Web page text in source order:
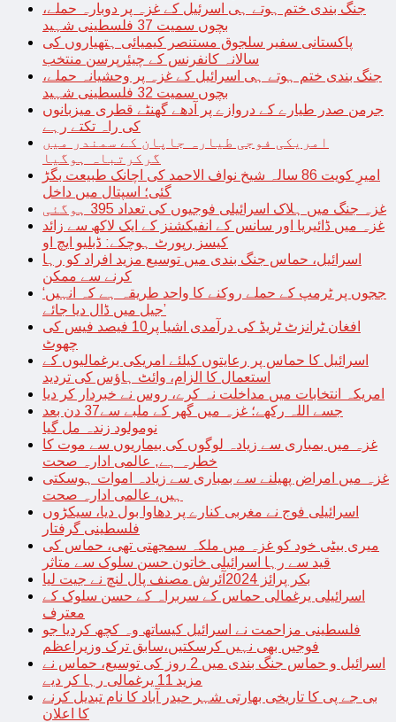
جنگ بندی ختم ہوتے ہی اسرئیل کے غزہ پر دوبارہ حملے،
بچوں سمیت 37 فلسطینی شہید
پاکستانی سفیر سلجوق مستنصر کیمیائی ہتھیاروں کی
سالانہ کانفرنس کے چیئرپرسن منتخب
جنگ بندی ختم ہوتے ہی اسرائیل کے غزہ پر وحشیانہ حملے،
بچوں سمیت 32 فلسطینی شہید
جرمن صدر طیارے کے دروازے پر آدھے گھنٹے قطری میزبانوں
کی راہ تکتے رہے
امریکی فوجی طیارہ جاپان کے سمندر میں
گرکرتباہ ہوگیا
امیرِ کویت 86 سالہ شیخ نواف الاحمد کی اچانک طبیعت بگڑ
گئی؛ اسپتال میں داخل
غزہ جنگ میں ہلاک اسرائیلی فوجیوں کی تعداد 395 ہوگئی
غزہ میں ڈائیریا اور سانس کے انفیکشنز کے ایک لاکھ سے زائد
کیسز رپورٹ ہوچکے: ڈبلیو ایچ او
اسرائیل، حماس جنگ بندی میں توسیع مزید افراد کو رہا
کرنے سے ممکن
‘ججوں پر ٹرمپ کے حملے روکنے کا واحد طریقہ ہے کہ انہیں
جیل میں ڈال دیا جائے’
افغان ٹرانزٹ ٹریڈ کی درآمدی اشیا پر10 فیصد فیس کی
چھوٹ
اسرائیل کا حماس پر رعایتوں کیلئے امریکی یرغمالیوں کے
استعمال کا الزام، وائٹ ہاؤس کی تردید
امریکہ انتخابات میں مداخلت نہ کرے، روس نے خبردار کر دیا
جسے اللہ رکھے؛ غزہ میں گھر کے ملبے سے37 دن بعد
نومولود زندہ مل گیا
غزہ میں بمباری سے زیادہ لوگوں کی بیماریوں سے موت کا
خطرہ ہے, عالمی ادارہ صحت
غزہ میں امراض پھیلنے سے بمباری سے زیادہ اموات ہوسکتی
ہیں، عالمی ادارہ صحت
اسرائیلی فوج نے مغربی کنارے پر دھاوا بول دیا، سیکڑوں
فلسطینی گرفتار
میری بیٹی خود کو غزہ میں ملکہ سمجھتی تھی، حماس کی
قید سے رہا اسرائیلی خاتون حسن سلوک سے متاثر
بکر پرائز 2024آئرش مصنف پال لنچ نے جیت لیا
اسرائیلی یرغمالی حماس کے سربراہ کے حسن سلوک کے
معترف
فلسطینی مزاحمت نے اسرائیل کیساتھ وہ کچھ کردیا جو
فوجیں بھی نہیں کرسکتیں،سابق ترک وزیراعظم
اسرائیل و حماس جنگ بندی میں 2 روز کی توسیع، حماس نے
مزید 11 یرغمالی رہا کر دیے
بی جے پی کا تاریخی بھارتی شہر حیدر آباد کا نام تبدیل کرنے
کا اعلان